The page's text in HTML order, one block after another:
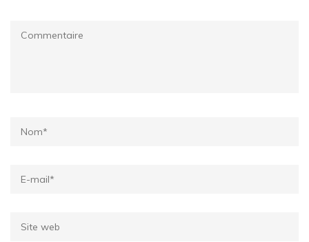
Commentaire
Name*
Email*
Site